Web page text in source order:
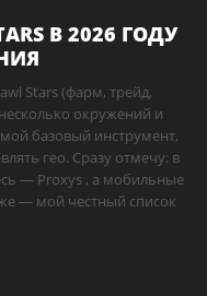
В 2026 ГОДУ
Stars (фарм, трейд,
окружений и
базовый инструмент,
гео. Сразу отмечу: в
— Proxys , а мобильные
— мой честный список